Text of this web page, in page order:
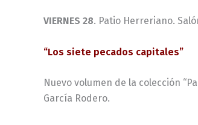
VIERNES 28. Patio Herreriano.
“Los siete pecados capitales”
Nuevo volumen de la colección
García Rodero.